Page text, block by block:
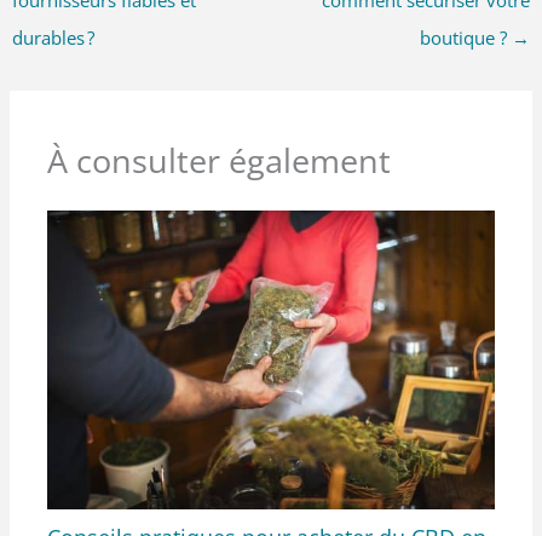
durables ?
boutique ? →
À consulter également